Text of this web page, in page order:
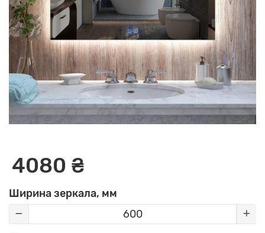
4080 ₴
Ширина зеркала, мм